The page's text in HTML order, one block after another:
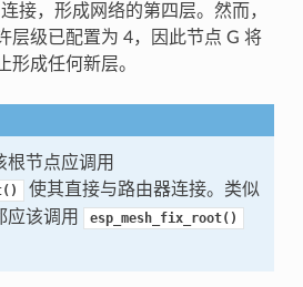
接，形成网络的第四层。然而，
层级已配置为 4，因此节点 G 将
形成任何新层。
根节点应调用
使其直接与路由器连接。类似
应该调用
esp_mesh_fix_root()